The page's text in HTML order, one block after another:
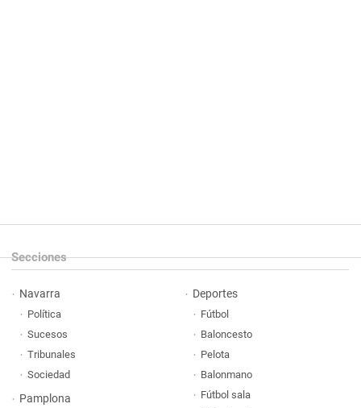
Secciones
Navarra
Política
Sucesos
Tribunales
Sociedad
Pamplona
Deportes
Fútbol
Baloncesto
Pelota
Balonmano
Fútbol sala